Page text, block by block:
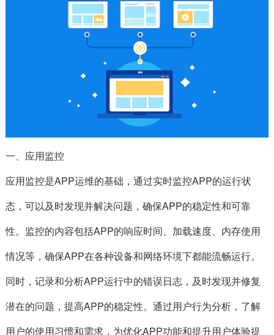
一、 应用监控
应用监控是APP运维的基础，通过实时监控APP的运行状
态，可以及时发现并解决问题，确保APP的稳定性和可靠
性。监控的内容包括APP的响应时间、加载速度、内存使用
情况等，确保APP在各种设备和网络环境下都能流畅运行。
同时，记录和分析APP运行中的错误日志，及时发现并修复
潜在的问题，提高APP的稳定性。通过用户行为分析，了解
用户的使用习惯和需求，为优化APP功能和提升用户体验提